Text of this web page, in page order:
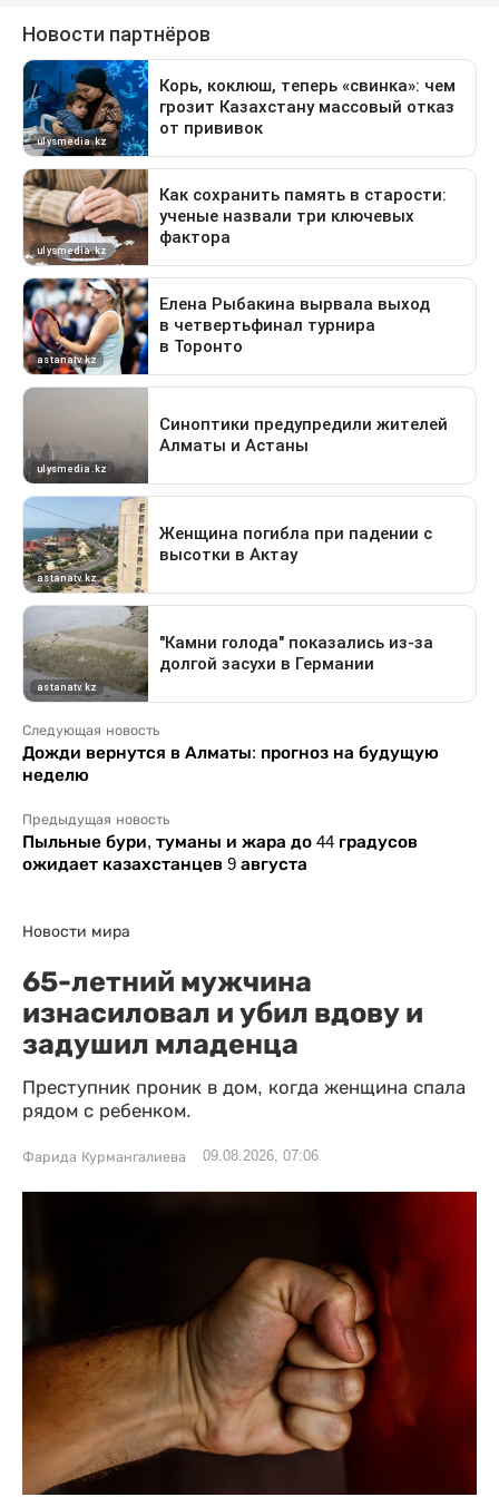
Следующая новость
Дожди вернутся в Алматы: прогноз на будущую
неделю
Предыдущая новость
Пыльные бури, туманы и жара до 44 градусов
ожидает казахстанцев 9 августа
Новости мира
65-летний мужчина
изнасиловал и убил вдову и
задушил младенца
Преступник проник в дом, когда женщина спала
рядом с ребенком.
Фарида Курмангалиева 09.08.2026, 07:06